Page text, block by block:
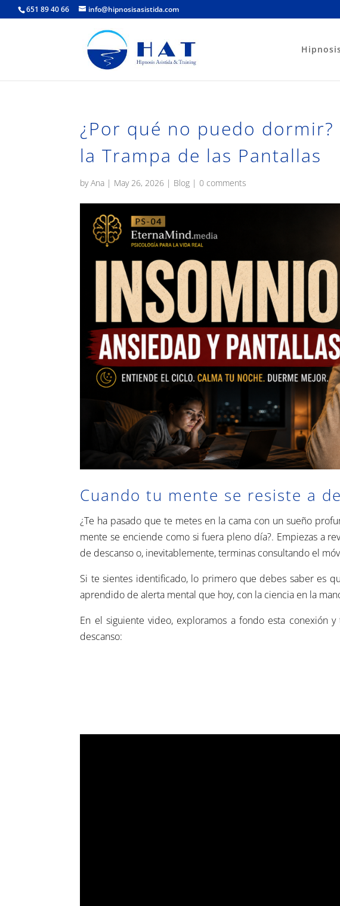
651 89 40 66 info@hipnosisasistida.com
¿Por qué no puedo
la Trampa de las Pantallas
byAna | May 26, 2026 | Blog |0 comments
Cuando tu mente se resiste a
¿Te ha pasado que te metes en la cama con un sueño
mente se enciende como si fuera pleno día?. Empiezas a
de descanso o, inevitablemente, terminas consultando el
Si te sientes identificado, lo primero que debes saber es
aprendido de alerta mental que hoy, con la ciencia en la
En el siguiente video, exploramos a fondo esta conexión
descanso: